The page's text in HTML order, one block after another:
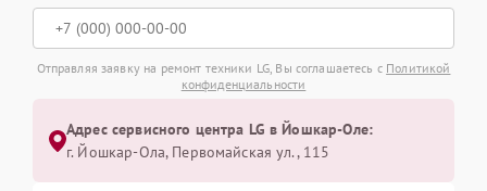
Отправляя заявку на ремонт техники LG, Вы соглашаетесь с Политикой
конфиденциальности
Адрес сервисного центра LG в Йошкар-Оле:
г. Йошкар-Ола, Первомайская ул., 115